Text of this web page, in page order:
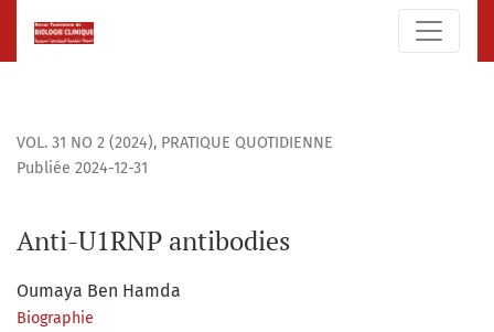
VOL. 31 NO 2 (2024), PRATIQUE QUOTIDIENNE
Anti-U1RNP antibodies
Publiée 2024-12-31
Oumaya Ben Hamda
Biographie